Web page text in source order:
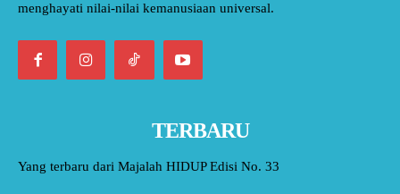
menghayati nilai-nilai kemanusiaan universal.
TERBARU
Yang terbaru dari Majalah HIDUP Edisi No. 33